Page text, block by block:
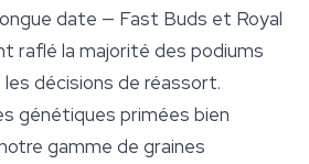
date — Fast Buds et Royal
raflé la majorité des podiums
décisions de réassort.
génétiques primées bien
gamme de graines